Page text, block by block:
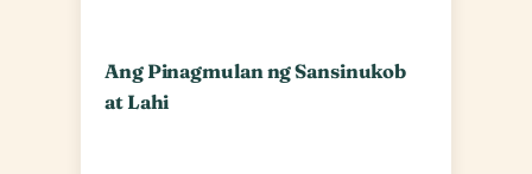
Ang Pinagmulan ng Sansinukob
at Lahi